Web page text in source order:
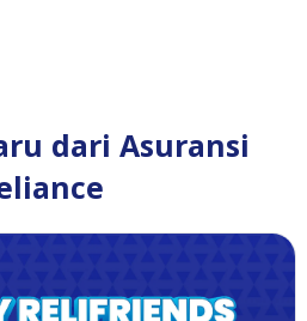
dari Asuransi